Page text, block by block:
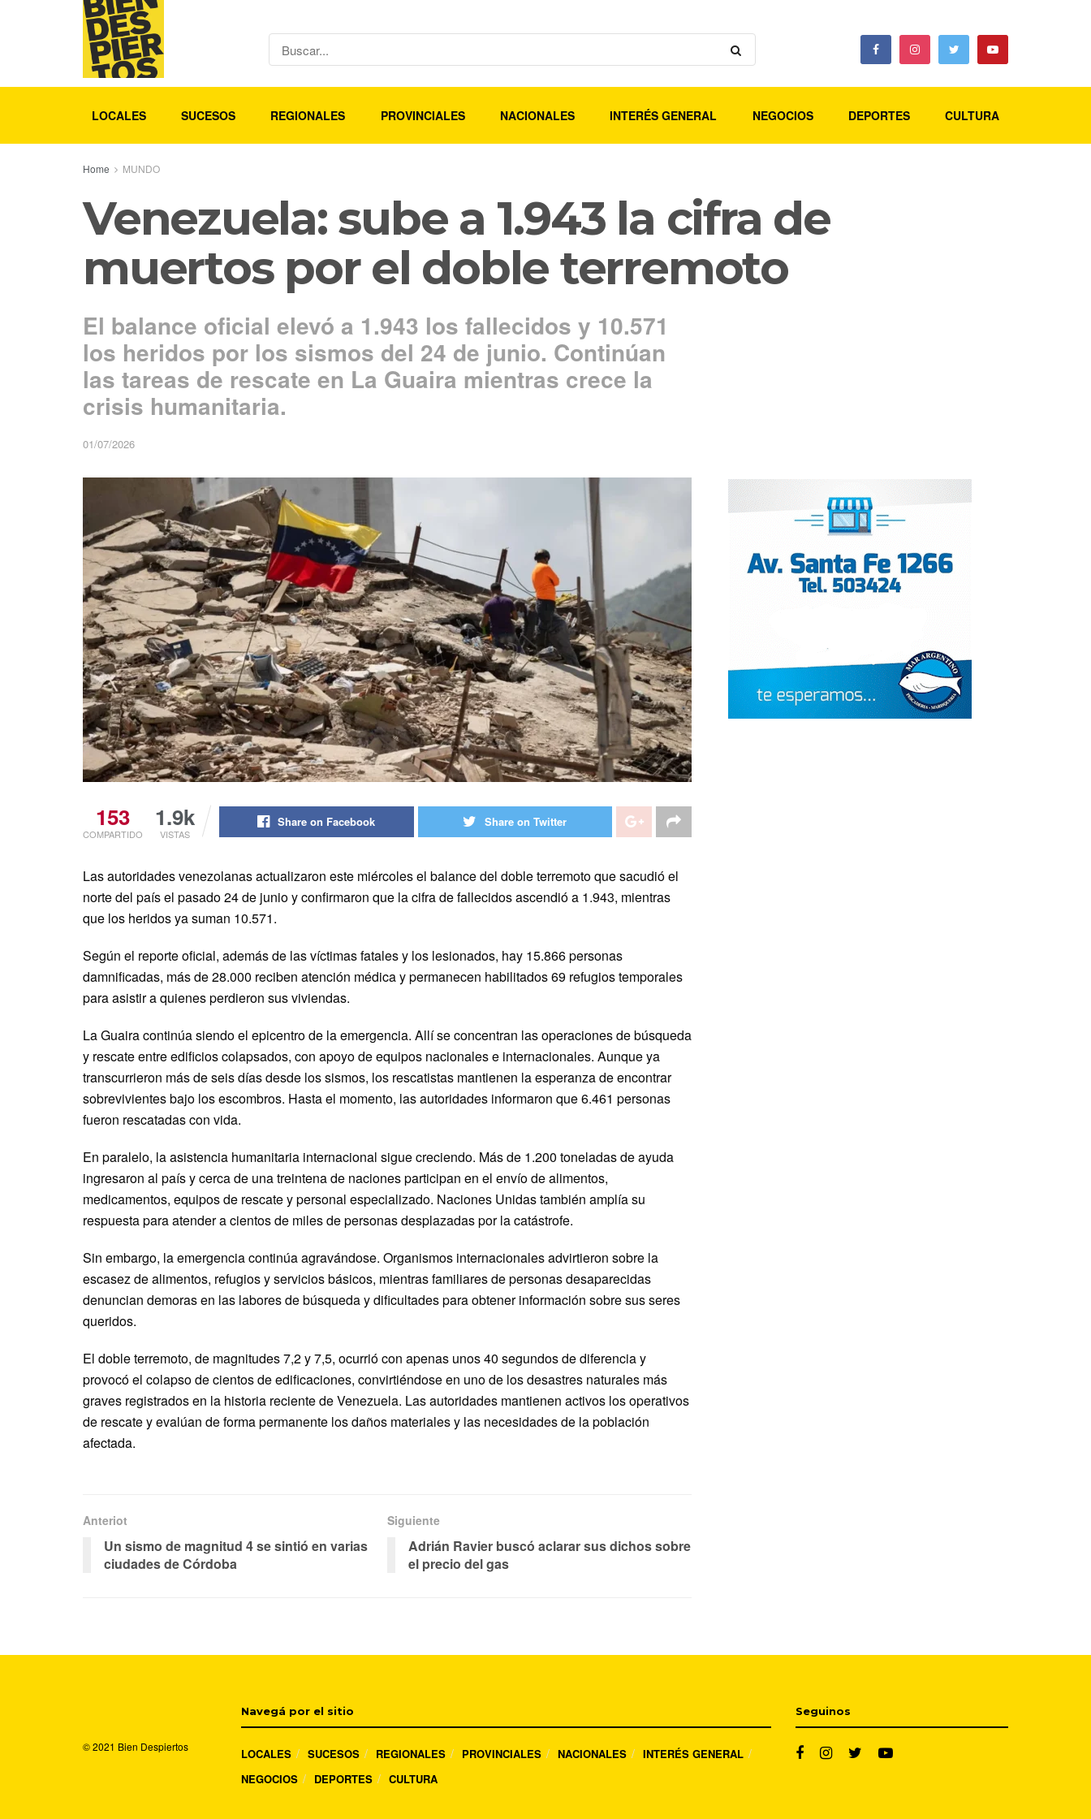
LOCALES SUCESOS REGIONALES PROVINCIALES NACIONALES INTERÉS GENERAL NEGOCIOS DEPORTES CULTURA
Home MUNDO
Venezuela: sube a 1.943 la cifra de
muertos por el doble terremoto
El balance oficial elevó a 1.943 los fallecidos y 10.571
los heridos por los sismos del 24 de junio. Continúan
las tareas de rescate en La Guaira mientras crece la
crisis humanitaria.
01/07/2026
153
COMPARTIDO
1.9k
VISTAS
Share on Facebook Share on Twitter
Las autoridades venezolanas actualizaron este miércoles el balance del doble terremoto que sacudió el
norte del país el pasado 24 de junio y confirmaron que la cifra de fallecidos ascendió a 1.943, mientras
que los heridos ya suman 10.571.
Según el reporte oficial, además de las víctimas fatales y los lesionados, hay 15.866 personas
damnificadas, más de 28.000 reciben atención médica y permanecen habilitados 69 refugios temporales
para asistir a quienes perdieron sus viviendas.
La Guaira continúa siendo el epicentro de la emergencia. Allí se concentran las operaciones de búsqueda
y rescate entre edificios colapsados, con apoyo de equipos nacionales e internacionales. Aunque ya
transcurrieron más de seis días desde los sismos, los rescatistas mantienen la esperanza de encontrar
sobrevivientes bajo los escombros. Hasta el momento, las autoridades informaron que 6.461 personas
fueron rescatadas con vida.
En paralelo, la asistencia humanitaria internacional sigue creciendo. Más de 1.200 toneladas de ayuda
ingresaron al país y cerca de una treintena de naciones participan en el envío de alimentos,
medicamentos, equipos de rescate y personal especializado. Naciones Unidas también amplía su
respuesta para atender a cientos de miles de personas desplazadas por la catástrofe.
Sin embargo, la emergencia continúa agravándose. Organismos internacionales advirtieron sobre la
escasez de alimentos, refugios y servicios básicos, mientras familiares de personas desaparecidas
denuncian demoras en las labores de búsqueda y dificultades para obtener información sobre sus seres
queridos.
El doble terremoto, de magnitudes 7,2 y 7,5, ocurrió con apenas unos 40 segundos de diferencia y
provocó el colapso de cientos de edificaciones, convirtiéndose en uno de los desastres naturales más
graves registrados en la historia reciente de Venezuela. Las autoridades mantienen activos los operativos
de rescate y evalúan de forma permanente los daños materiales y las necesidades de la población
afectada.
Anteriot
Un sismo de magnitud 4 se sintió en varias
ciudades de Córdoba
Siguiente
Adrián Ravier buscó aclarar sus dichos sobre
el precio del gas
© 2021 Bien Despiertos
Navegá por el sitio
LOCALES SUCESOS REGIONALES PROVINCIALES NACIONALES
INTERÉS GENERAL
NEGOCIOS
DEPORTES CULTURA
Seguinos